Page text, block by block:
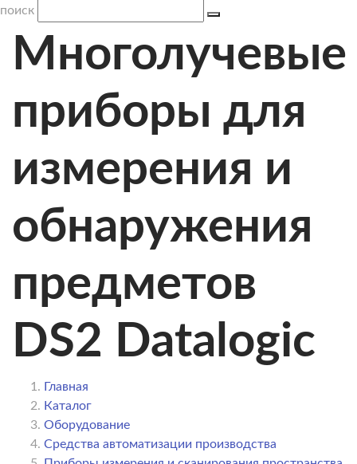
поиск
Многолучевые
приборы для
измерения и
обнаружения
предметов
DS2 Datalogic
Главная
Каталог
Оборудование
Средства автоматизации производства